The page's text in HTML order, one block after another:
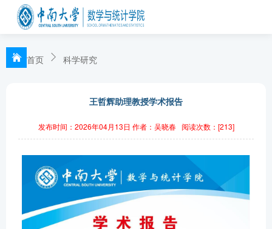
首页 科学研究
王哲辉助理教授学术报告
发布时间：2026年04月13日 作者：吴晓春 阅读次数：[213]